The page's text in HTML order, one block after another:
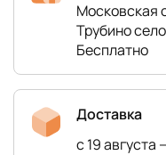
Московская
Трубино
Бесплатно
Доставка
с 19 августа